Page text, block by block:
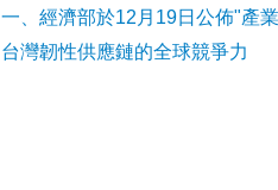
一、經濟部於12月19日公佈"產
台灣韌性供應鏈的全球競爭力